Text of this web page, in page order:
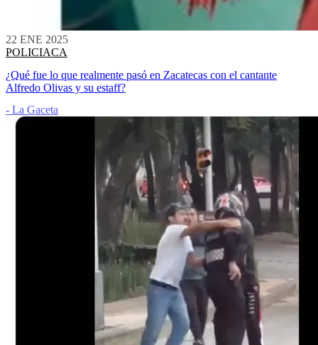
22 ENE 2025
POLICIACA
¿Qué fue lo que realmente pasó en Zacatecas con el cantante
Alfredo Olivas y su estaff?
- La Gaceta